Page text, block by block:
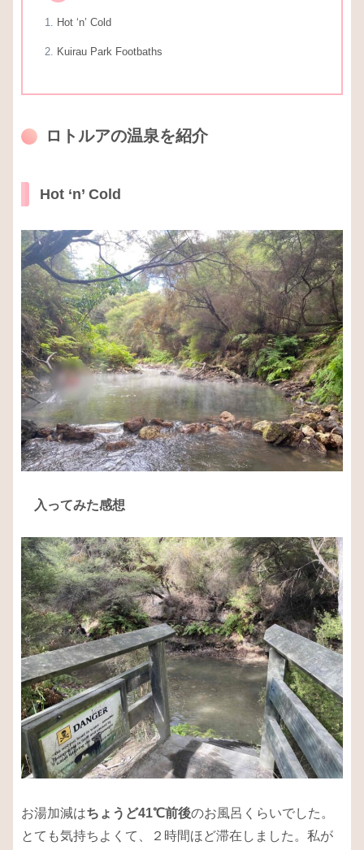
Hot ‘n’ Cold
Kuirau Park Footbaths
ロトルアの温泉を紹介
Hot ‘n’ Cold
入ってみた感想
お湯加減はちょうど41℃前後のお風呂くらいでした。
とても気持ちよくて、２時間ほど滞在しました。私が